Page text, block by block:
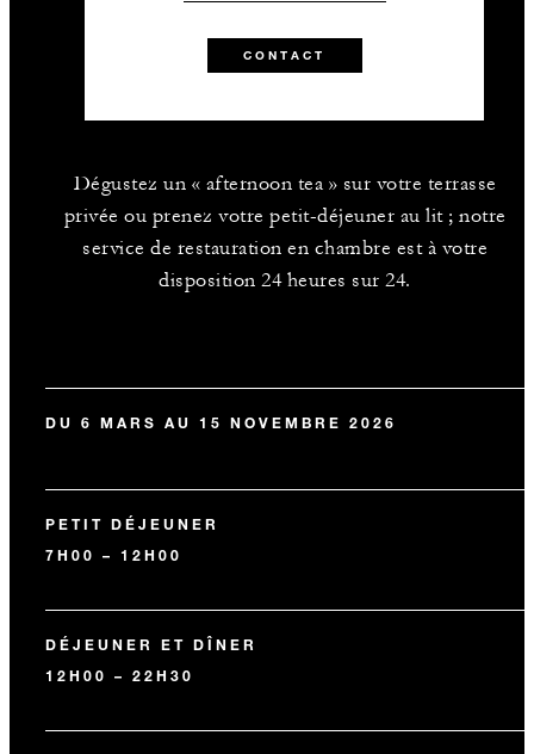
CONTACT
Dégustez un « afternoon tea » sur votre terrasse
privée ou prenez votre petit-déjeuner au lit ; notre
service de restauration en chambre est à votre
disposition 24 heures sur 24.
DU 6 MARS AU 15 NOVEMBRE 2026
PETIT DÉJEUNER
7H00 – 12H00
DÉJEUNER ET DÎNER
12H00 – 22H30